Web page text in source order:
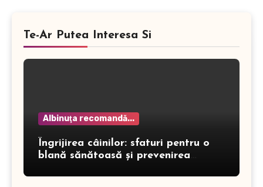
Te-Ar Putea Interesa Si
Albinuţa recomandă...
Îngrijirea câinilor: sfaturi pentru o
blană sănătoasă și prevenirea